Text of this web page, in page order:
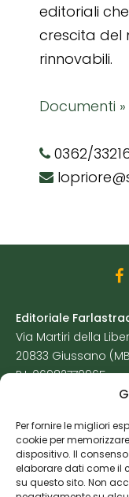
Per fornire le migliori
cookie per
dispositivo. Il
elaborare dati come il
su questo sito. Non
editoriali
crescita del
rinnovabili.
Documenti »
0362/
Editoriale
Via Martiri della
20833 Giussano
P.I. 06982770965
Cookie Policy
Risorse Aggiuntive